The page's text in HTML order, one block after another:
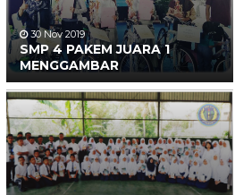
30 Nov 2019
SMP 4 PAKEM JUARA 1
MENGGAMBAR